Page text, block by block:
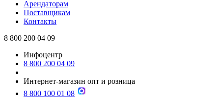
Арендаторам
Поставщикам
Контакты
8 800 200 04 09
Инфоцентр
8 800 200 04 09
Интернет-магазин опт и розница
8 800 100 01 08